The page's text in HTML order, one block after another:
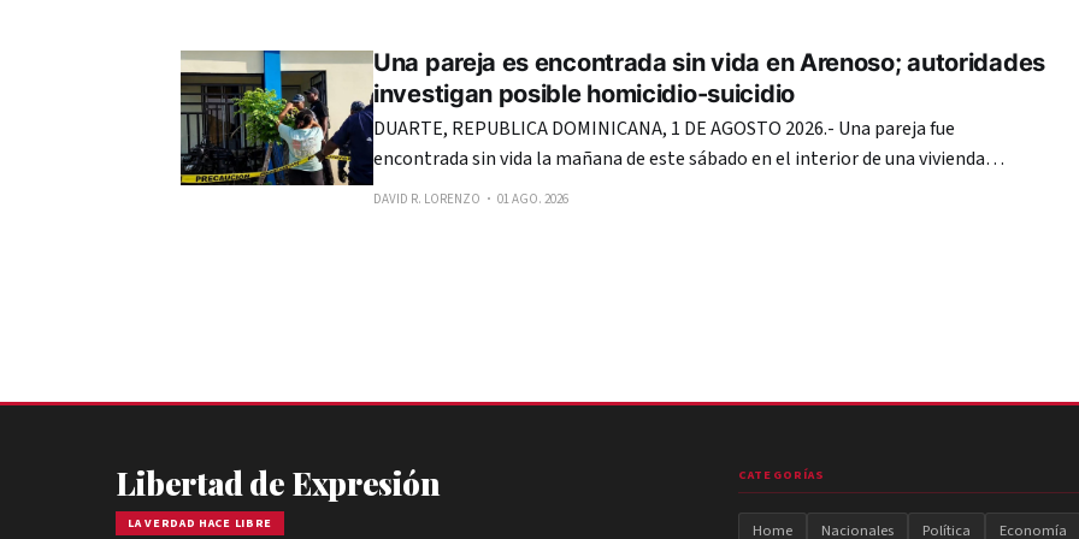
Una pareja es encontrada sin vida en Arenoso; autoridades
investigan posible homicidio-suicidio
DUARTE, REPUBLICA DOMINICANA, 1 DE AGOSTO 2026.- Una pareja fue
encontrada sin vida la mañana de este sábado en el interior de una vivienda
ubicada en la comunidad Los Rieles, del municipio de Arenoso, provincia Duarte. De
DAVID R. LORENZO 01 AGO. 2026
Libertad de Expresión
LA VERDAD HACE LIBRE
CATEGORÍAS
Home Nacionales Política Economía